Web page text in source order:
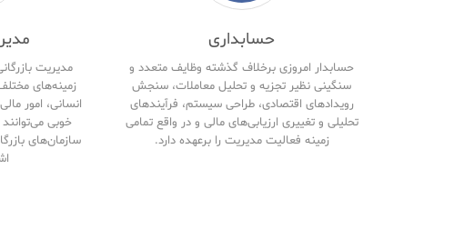
حسابداری
حسابدار امروزی برخلاف گذشته وظایف متعدد و
سنگینی نظیر تجزیه و تحلیل معاملات، سنجش
رویدادهای اقتصادی، طراحی سیستم، فرآیندهای
تحلیلی و تغییری ارزیابی‌های مالی و در واقع تمامی
زمینه فعالیت مدیریت را برعهده دارد.
مدیریت
زمینه‌های مختلف
انسانی، امور
خوبی
سازمان‌های